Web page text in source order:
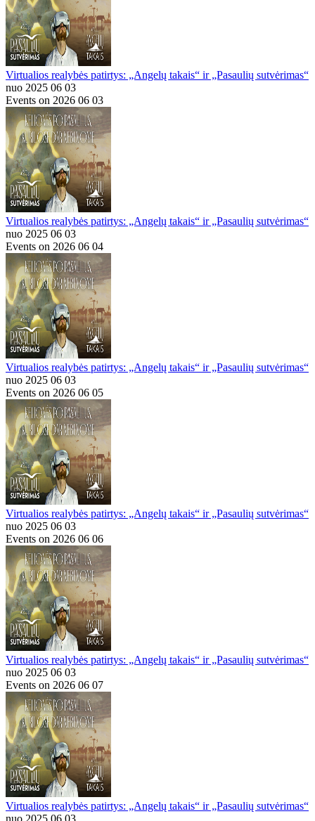
Virtualios realybės patirtys: „Angelų takais“ ir „Pasaulių sutvėrimas“
nuo 2025 06 03
Events on 2026 06 03
Virtualios realybės patirtys: „Angelų takais“ ir „Pasaulių sutvėrimas“
nuo 2025 06 03
Events on 2026 06 04
Virtualios realybės patirtys: „Angelų takais“ ir „Pasaulių sutvėrimas“
nuo 2025 06 03
Events on 2026 06 05
Virtualios realybės patirtys: „Angelų takais“ ir „Pasaulių sutvėrimas“
nuo 2025 06 03
Events on 2026 06 06
Virtualios realybės patirtys: „Angelų takais“ ir „Pasaulių sutvėrimas“
nuo 2025 06 03
Events on 2026 06 07
Virtualios realybės patirtys: „Angelų takais“ ir „Pasaulių sutvėrimas“
nuo 2025 06 03